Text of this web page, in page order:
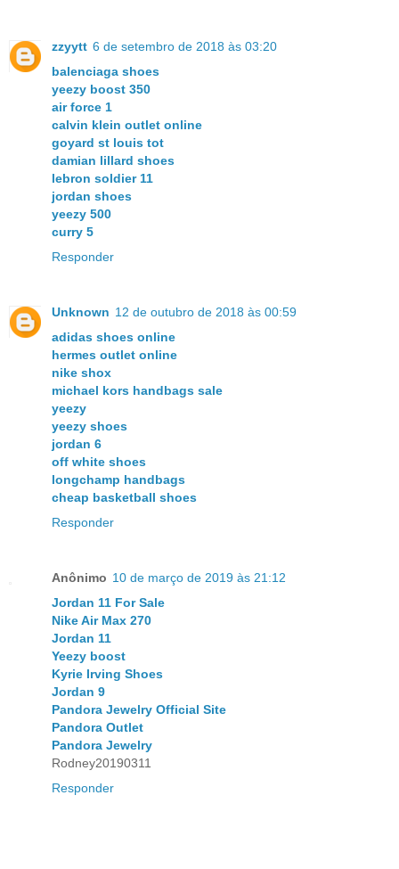
zzyytt 6 de setembro de 2018 às 03:20
balenciaga shoes
yeezy boost 350
air force 1
calvin klein outlet online
goyard st louis tot
damian lillard shoes
lebron soldier 11
jordan shoes
yeezy 500
curry 5
Responder
Unknown 12 de outubro de 2018 às 00:59
adidas shoes online
hermes outlet online
nike shox
michael kors handbags sale
yeezy
yeezy shoes
jordan 6
off white shoes
longchamp handbags
cheap basketball shoes
Responder
Anônimo 10 de março de 2019 às 21:12
Jordan 11 For Sale
Nike Air Max 270
Jordan 11
Yeezy boost
Kyrie Irving Shoes
Jordan 9
Pandora Jewelry Official Site
Pandora Outlet
Pandora Jewelry
Rodney20190311
Responder